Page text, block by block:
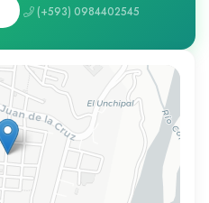
(+593) 0984402545